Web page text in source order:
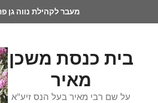
מעבר לקהילת נווה גן
בית כנסת משכן
מאיר
על שם רבי מאיר בעל הנס זיע"א